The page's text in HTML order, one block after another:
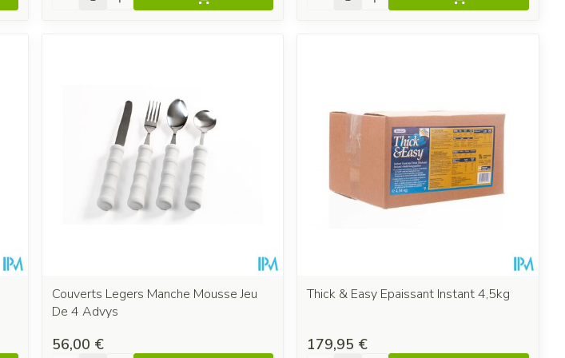
Couverts Legers Manche Mousse Jeu
De 4 Advys
56,00 €
Thick & Easy Epaissant Instant 4,5kg
179,95 €